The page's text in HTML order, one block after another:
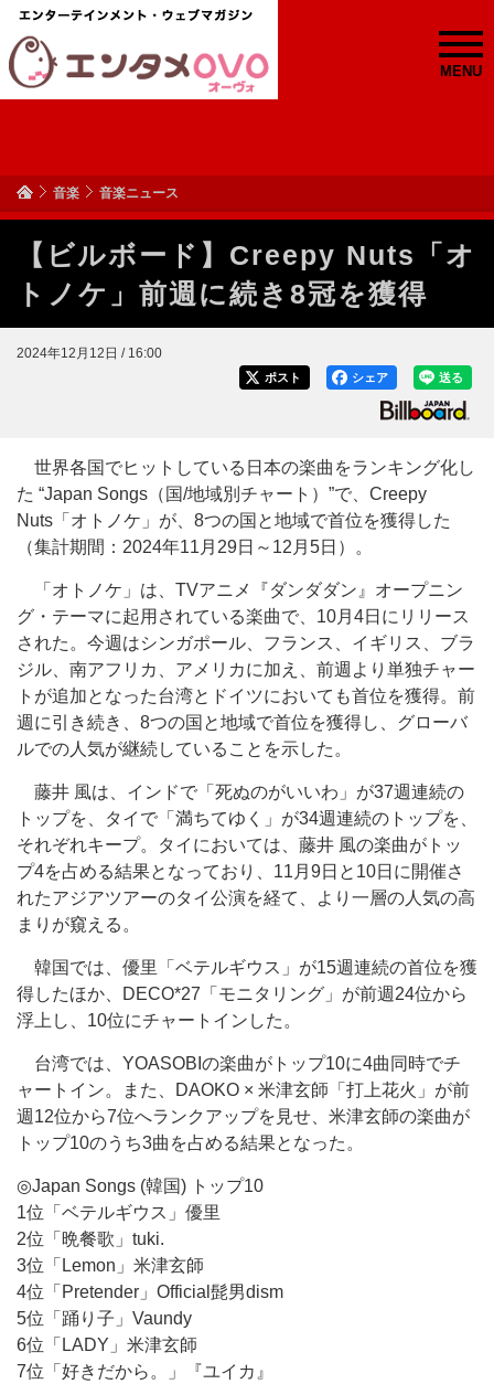
MENU
音楽 音楽ニュース
【ビルボード】Creepy Nuts「オ
トノケ」前週に続き8冠を獲得
2024年12月12日 / 16:00
送る
シェア
ポスト
世界各国でヒットしている日本の楽曲をランキング化し
た “Japan Songs（国/地域別チャート）”で、Creepy
Nuts「オトノケ」が、8つの国と地域で首位を獲得した
（集計期間：2024年11月29日～12月5日）。
「オトノケ」は、TVアニメ『ダンダダン』オープニン
グ・テーマに起用されている楽曲で、10月4日にリリース
された。今週はシンガポール、フランス、イギリス、ブラ
ジル、南アフリカ、アメリカに加え、前週より単独チャー
トが追加となった台湾とドイツにおいても首位を獲得。前
週に引き続き、8つの国と地域で首位を獲得し、グローバ
ルでの人気が継続していることを示した。
藤井 風は、インドで「死ぬのがいいわ」が37週連続の
トップを、タイで「満ちてゆく」が34週連続のトップを、
それぞれキープ。タイにおいては、藤井 風の楽曲がトッ
プ4を占める結果となっており、11月9日と10日に開催さ
れたアジアツアーのタイ公演を経て、より一層の人気の高
まりが窺える。
韓国では、優里「ベテルギウス」が15週連続の首位を獲
得したほか、DECO*27「モニタリング」が前週24位から
浮上し、10位にチャートインした。
台湾では、YOASOBIの楽曲がトップ10に4曲同時でチ
ャートイン。また、DAOKO × 米津玄師「打上花火」が前
週12位から7位へランクアップを見せ、米津玄師の楽曲が
トップ10のうち3曲を占める結果となった。
◎Japan Songs (韓国) トップ10
1位「ベテルギウス」優里
2位「晩餐歌」tuki.
3位「Lemon」米津玄師
4位「Pretender」Official髭男dism
5位「踊り子」Vaundy
6位「LADY」米津玄師
7位「好きだから。」『ユイカ』